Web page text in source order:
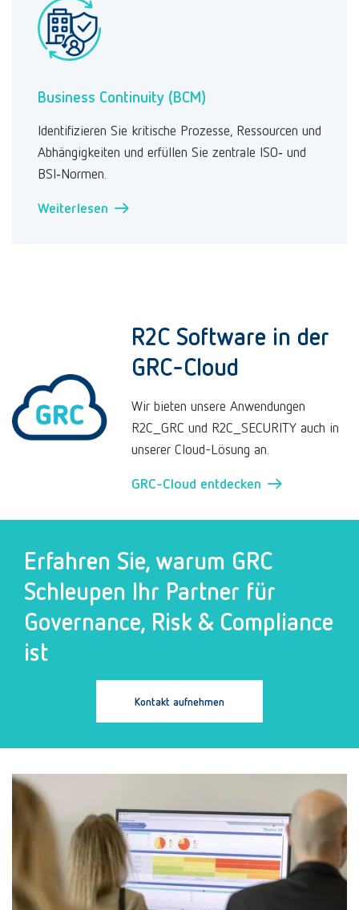
Business Continuity (BCM)
Identifizieren Sie kritische Prozesse, Ressourcen und
Abhängigkeiten und erfüllen Sie zentrale ISO‑ und
BSI‑Normen.
Weiterlesen →
R2C Software in der
GRC-Cloud
Wir bieten unsere Anwendungen
R2C_GRC und R2C_SECURITY auch in
unserer Cloud-Lösung an.
GRC-Cloud entdecken →
Erfahren Sie, warum GRC
Schleupen Ihr Partner für
Governance, Risk & Compliance
ist
Kontakt aufnehmen